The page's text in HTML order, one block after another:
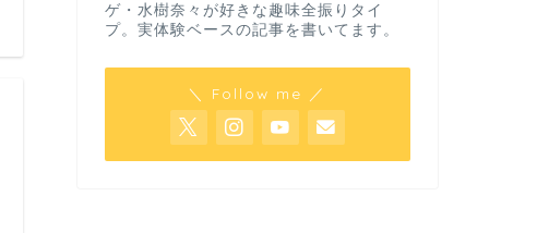
ゲ・水樹奈々が好きな趣味全振りタイ
プ。実体験ベースの記事を書いてます。
＼ Follow me ／